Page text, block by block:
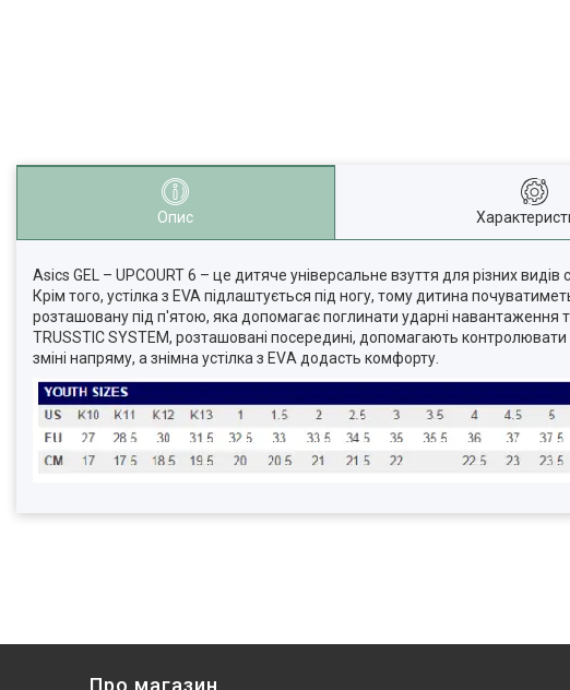
Опис
Asics GEL – UPCOURT 6 – це дитяче універсальне взуття для різних
Крім того, устілка з EVA підлаштується під ногу, тому дитина
розташовану під п'ятою, яка допомагає поглинати ударні навантаження
TRUSSTIC SYSTEM, розташовані посередині, допомагають
зміні напряму, а знімна устілка з EVА додасть комфорту.
Про магазин